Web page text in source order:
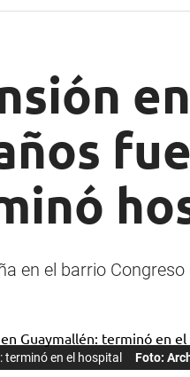
en el barrio
en el hospital Foto: